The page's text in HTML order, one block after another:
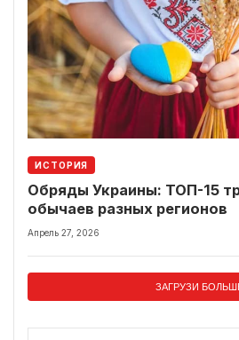
ИСТОРИЯ
Обряды Украины: ТОП-15
обычаев разных регионов
Апрель 27, 2026
ЗАГРУЗИ